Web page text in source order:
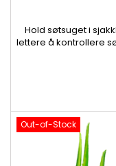
Hold søtsuget i
lettere å kontrollere
med ekstrakt av
bidrar til å
Out-of-Stock